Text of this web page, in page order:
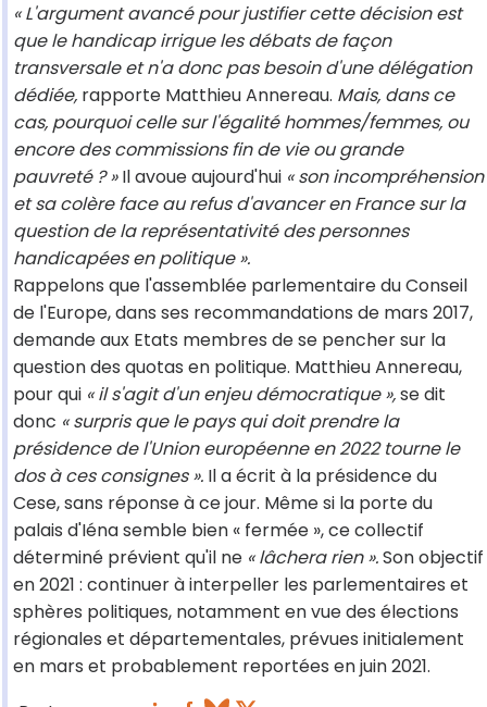
« L'argument avancé pour justifier cette décision est
que le handicap irrigue les débats de façon
transversale et n'a donc pas besoin d'une délégation
dédiée, rapporte Matthieu Annereau. Mais, dans ce
cas, pourquoi celle sur l'égalité hommes/femmes, ou
encore des commissions fin de vie ou grande
pauvreté ? »Il avoue aujourd'hui « son incompréhension
et sa colère face au refus d'avancer en France sur la
question de la représentativité des personnes
handicapées en politique ».
Rappelons que l'assemblée parlementaire du Conseil
de l'Europe, dans ses recommandations de mars 2017,
demande aux Etats membres de se pencher sur la
question des quotas en politique. Matthieu Annereau,
pour qui « il s'agit d'un enjeu démocratique »,se dit
donc « surpris que le pays qui doit prendre la
présidence de l'Union européenne en 2022 tourne le
dos à ces consignes ». Il a écrit à la présidence du
Cese, sans réponse à ce jour. Même si la porte du
palais d'Iéna semble bien « fermée », ce collectif
déterminé prévient qu'il ne « lâchera rien ».Son objectif
en 2021 : continuer à interpeller les parlementaires et
sphères politiques, notamment en vue des élections
régionales et départementales, prévues initialement
en mars et probablement reportées en juin 2021.